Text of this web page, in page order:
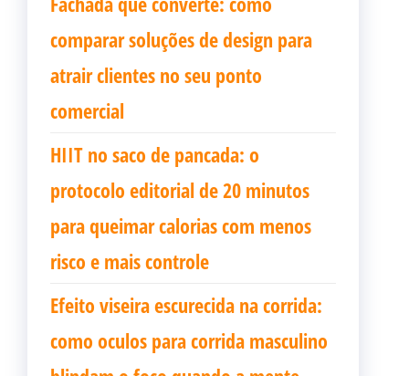
comparar soluções de design para
atrair clientes no seu ponto
comercial
HIIT no saco de pancada: o
protocolo editorial de 20 minutos
para queimar calorias com menos
risco e mais controle
Efeito viseira escurecida na corrida:
como oculos para corrida masculino